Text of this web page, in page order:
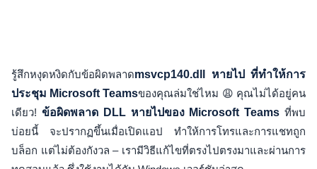
รู้สึกหงุดหงิดกับข้อผิดพลาดmsvcp140.dll หายไป ที่ทำให้การ
ประชุม Microsoft Teamsของคุณล่มใช่ไหม 😩 คุณไม่ได้อยู่คน
เดียว! ข้อผิดพลาด DLL หายไปของ Microsoft Teams ที่พบ
บ่อยนี้ จะปรากฏขึ้นเมื่อเปิดแอป ทำให้การโทรและการแชทถูก
บล็อก แต่ไม่ต้องกังวล – เรามีวิธีแก้ไขที่ตรงไปตรงมาและผ่านการ